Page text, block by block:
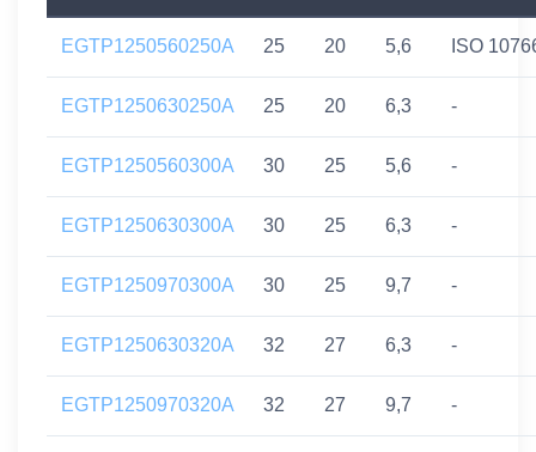
EGTP1250560250A 25 20 5,6 ISO
EGTP1250630250A 25 20 6,3 -
EGTP1250560300A 30 25 5,6 -
EGTP1250630300A 30 25 6,3 -
EGTP1250970300A 30 25 9,7 -
EGTP1250630320A 32 27 6,3 -
EGTP1250970320A 32 27 9,7 -